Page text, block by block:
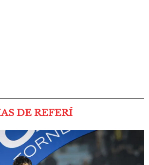
DE REFERÍ